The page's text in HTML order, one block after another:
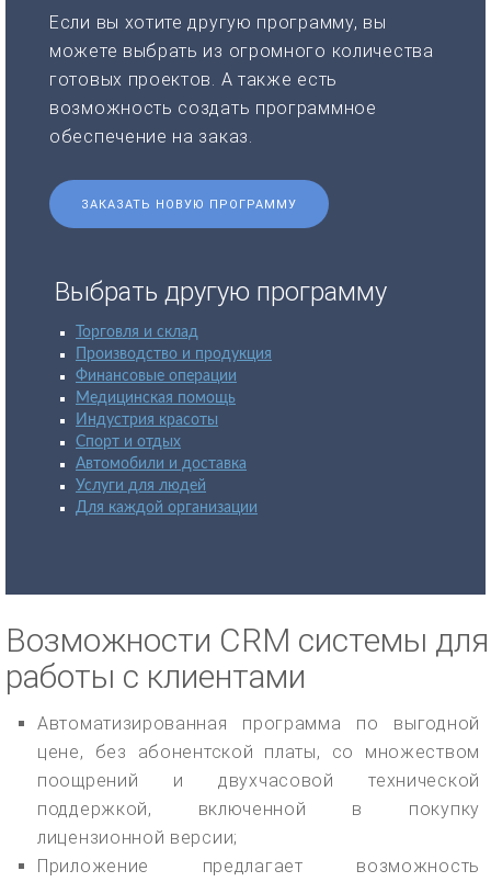
Если вы хотите другую программу, вы
можете выбрать из огромного количества
готовых проектов. А также есть
возможность создать программное
обеспечение на заказ.
ЗАКАЗАТЬ НОВУЮ ПРОГРАММУ
Выбрать другую программу
Торговля и склад
Производство и продукция
Финансовые операции
Медицинская помощь
Индустрия красоты
Спорт и отдых
Автомобили и доставка
Услуги для людей
Для каждой организации
Возможности CRM системы для
работы с клиентами
Автоматизированная программа по выгодной
цене, без абонентской платы, со множеством
поощрений и двухчасовой технической
поддержкой, включенной в покупку
лицензионной версии;
Приложение предлагает возможность